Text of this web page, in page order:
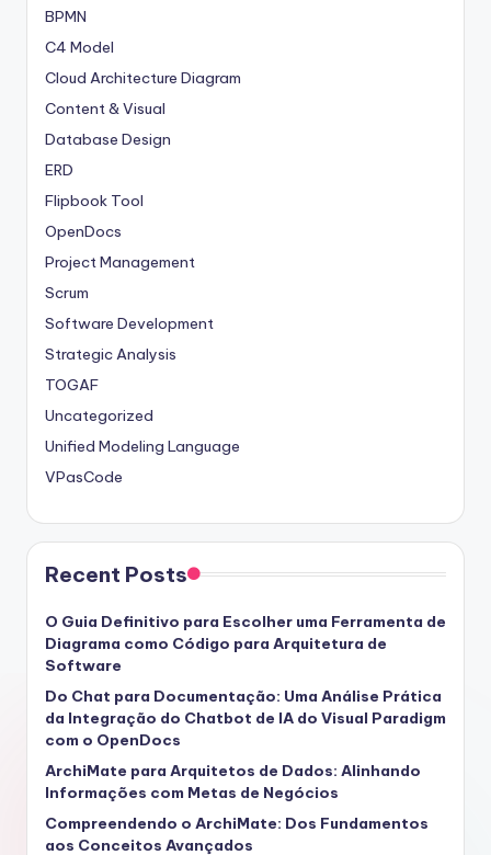
BPMN
C4 Model
Cloud Architecture Diagram
Content & Visual
Database Design
ERD
Flipbook Tool
OpenDocs
Project Management
Scrum
Software Development
Strategic Analysis
TOGAF
Uncategorized
Unified Modeling Language
VPasCode
Recent Posts
O Guia Definitivo para Escolher uma Ferramenta de
Diagrama como Código para Arquitetura de
Software
Do Chat para Documentação: Uma Análise Prática
da Integração do Chatbot de IA do Visual Paradigm
com o OpenDocs
ArchiMate para Arquitetos de Dados: Alinhando
Informações com Metas de Negócios
Compreendendo o ArchiMate: Dos Fundamentos
aos Conceitos Avançados